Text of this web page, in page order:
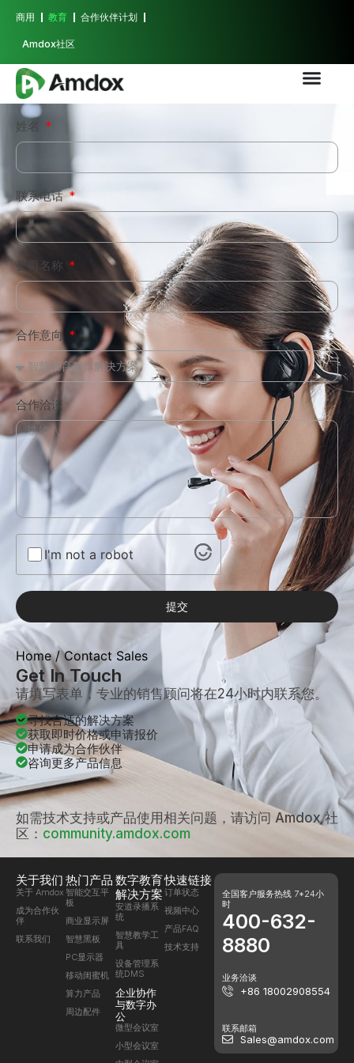
商用 教育 合作伙伴计划
Amdox社区
Home/ Contact Sales
Get In Touch
请填写表单，专业的销售顾问将在24小时内联系您。
寻找合适的解决方案
获取即时价格或申请报价
申请成为合作伙伴
咨询更多产品信息
如需技术支持或产品使用相关问题，请访问 Amdox 社
区： community.amdox.com
姓名
联系电话
公司名称
合作意向
合作洽谈
I'm not a robot
提交
关于我们
关于 Amdox
成为合作伙
伴
联系我们
热门产品
智能交互平
板
商业显示屏
智慧黑板
PC显示器
移动闺蜜机
算力产品
周边配件
数字教育
解决方案
安道录播系
统
智慧教学工
具
设备管理系
统DMS
企业协作
与数字办
公
微型会议室
小型会议室
快速链接
订单状态
视频中心
产品FAQ
技术支持
全国客户服务热线 7*24小
时
400-632-
8880
业务洽谈
+86 18002908554
联系邮箱
Sales@amdox.com